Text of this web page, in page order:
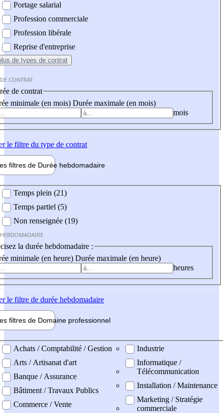
Portage salarial
Profession commerciale
Profession libérale
Reprise d'entreprise
de types de contrat
CONTRAT
de contrat
minimale (en mois) Durée maximale (en mois)
mois
le filtre du type de contrat
filtres de Durée hebdomadaire
Temps plein (21)
Temps partiel (5)
Non renseignée (19)
la durée hebdomadaire :
minimale (en heure) Durée maximale (en heure)
heures
le filtre de durée hebdomadaire
filtres de Domaine professionnel
professionel
Achats / Comptabilité / Gestion
Arts / Artisanat d'art
Banque / Assurance
Bâtiment / Travaux Publics
Commerce / Vente
Industrie
Informatique /
Télécommunication
Installation / Maintenance
Marketing / Stratégie
commerciale